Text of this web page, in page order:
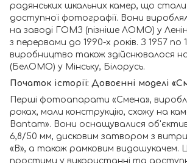
радянських шкальних камер, що
доступної фотографії. Вони
на заводі ГОМЗ (пізніше ЛОМО) у
з перервами до 1990-х років. З 1957 по
виробництво також здійснювалося
(БелОМО) у Мінську, Білорусь.
Початок історії: Довоєнні моделі
Перші фотоапарати «Смена»,
роках, мали конструкцію, схожу на
Bantam». Вони оснащувалися
6,8/50 мм, дисковим затвором з
«В», а також рамковим видошукачем.
простими у використанні та